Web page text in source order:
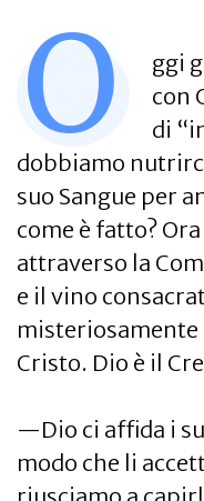
O
ggi
con
di
dobbiamo
suo Sangue per
come è fatto?
attraverso la
e il vino
misteriosamente
Cristo. Dio è il
—Dio ci affida i
modo che li